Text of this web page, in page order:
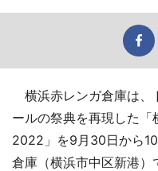
横浜赤レンガ倉庫は、
ールの祭典を再現した「
2022」を9月30日から
倉庫（横浜市中区新港）